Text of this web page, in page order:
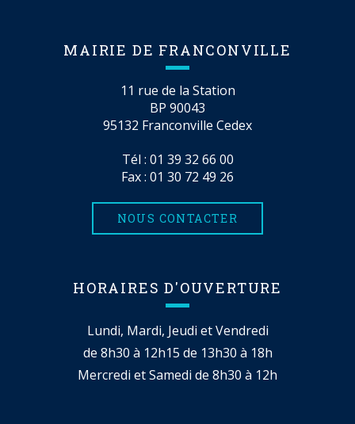
MAIRIE DE FRANCONVILLE
11 rue de la Station
BP 90043
95132 Franconville Cedex
Tél : 01 39 32 66 00
Fax : 01 30 72 49 26
NOUS CONTACTER
HORAIRES D'OUVERTURE
Lundi, Mardi, Jeudi et Vendredi
de 8h30 à 12h15 de 13h30 à 18h
Mercredi et Samedi de 8h30 à 12h